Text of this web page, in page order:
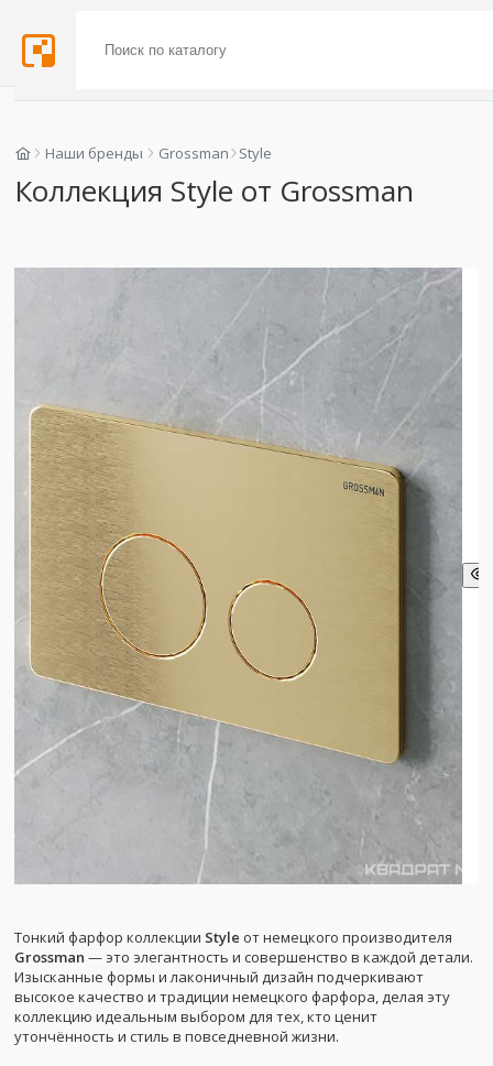
Наши бренды Grossman Style
Коллекция Style от Grossman
Тонкий фарфор коллекции Style от немецкого производителя
Grossman — это элегантность и совершенство в каждой детали.
Изысканные формы и лаконичный дизайн подчеркивают
высокое качество и традиции немецкого фарфора, делая эту
коллекцию идеальным выбором для тех, кто ценит
утончённость и стиль в повседневной жизни.